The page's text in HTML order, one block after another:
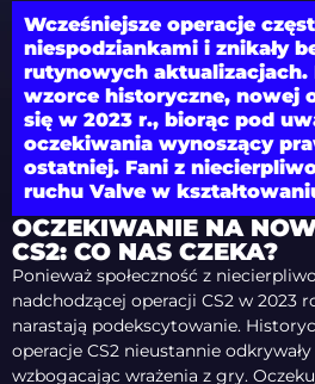
Wcześniejsze operacje
niespodziankami i znikały
rutynowych aktualizacjach.
wzorce historyczne, nowej
się w 2023 r., biorąc pod
oczekiwania wynoszący
ostatniej. Fani z
ruchu Valve w
OCZEKIWANIE NA
CS2: CO NAS CZEKA?
Ponieważ społeczność z
nadchodzącej operacji CS2 w 2023
narastają podekscytowanie.
operacje CS2 nieustannie
wzbogacając wrażenia z gry.